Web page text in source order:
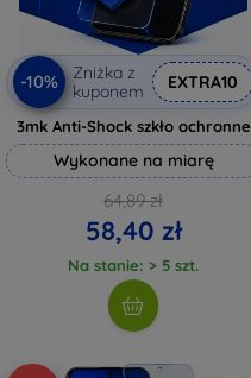
-10%
Zniżka z
kuponem
EXTRA10
3mk Anti-Shock szkło ochronne
Wykonane na miarę
64,89 zł
58,40 zł
Na stanie: > 5 szt.